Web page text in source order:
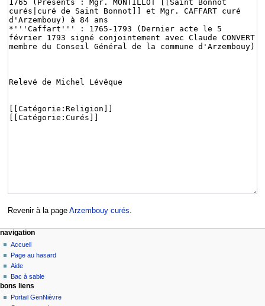
Revenir à la page Arzembouy curés.
navigation
Accueil
Page au hasard
Aide
Bac à sable
bons liens
Portail GenNièvre